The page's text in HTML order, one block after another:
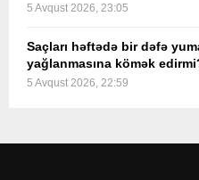
5 Avqust 2026, 23:05
Saçları həftədə bir dəfə
yağlanmasına kömək
5 Avqust 2026, 22:59